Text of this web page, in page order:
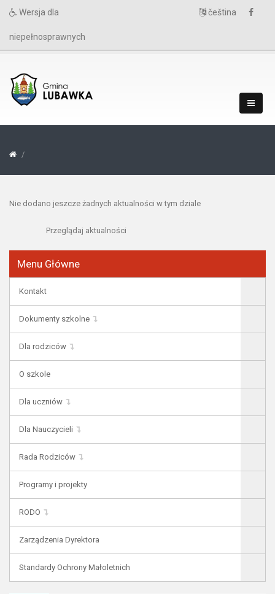
Wersja dla
niepełnosprawnych
čeština
Nie dodano jeszcze żadnych aktualności w tym dziale
Przeglądaj aktualności
Menu Główne
Kontakt
Dokumenty szkolne
Dla rodziców
O szkole
Dla uczniów
Dla Nauczycieli
Rada Rodziców
Programy i projekty
RODO
Zarządzenia Dyrektora
Standardy Ochrony Małoletnich